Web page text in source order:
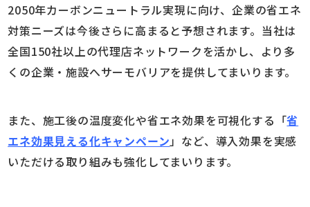
2050年カーボンニュートラル実現に向け、企業の省エネ
対策ニーズは今後さらに高まると予想されます。当社は
全国150社以上の代理店ネットワークを活かし、より多
くの企業・施設へサーモバリアを提供してまいります。
また、施工後の温度変化や省エネ効果を可視化する「省
エネ効果見える化キャンペーン 」など、導入効果を実感
いただける取り組みも強化してまいります。